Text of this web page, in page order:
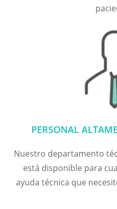
PERSONAL
Nuestro departamento
está disponible para
ayuda técnica que